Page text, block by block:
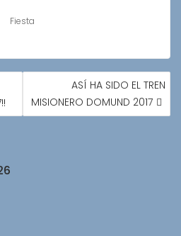
Fiesta
ASÍ HA SIDO EL TREN
MISIONERO DOMUND 2017